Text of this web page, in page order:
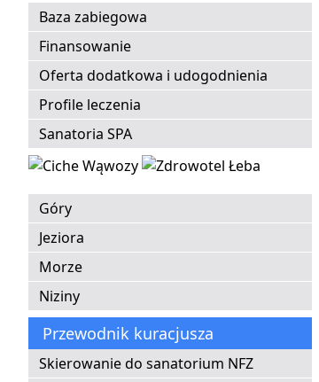
Baza zabiegowa
Finansowanie
Oferta dodatkowa i udogodnienia
Profile leczenia
Sanatoria SPA
Góry
Jeziora
Morze
Niziny
Przewodnik kuracjusza
Skierowanie do sanatorium NFZ